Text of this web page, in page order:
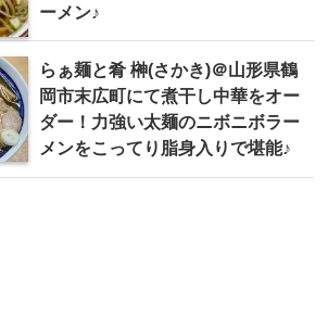
ーメン♪
らぁ麺と肴 榊(さかき)＠山形県鶴
岡市末広町にて煮干し中華をオー
ダー！力強い太麺のニボニボラー
メンをこってり脂身入りで堪能♪